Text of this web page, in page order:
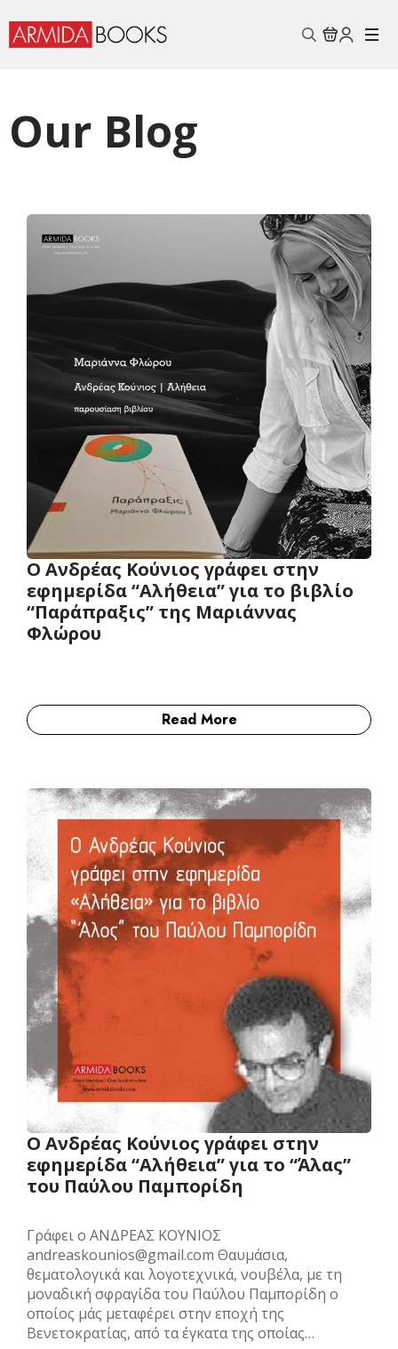
Our Blog
Ο Aνδρέας Κούνιος γράφει στην
εφημερίδα “Αλήθεια” για το βιβλίο
“Παράπραξις” της Μαριάννας
Φλώρου
Read More
Ο Aνδρέας Κούνιος γράφει στην
εφημερίδα “Αλήθεια” για το “Άλας”
του Παύλου Παμπορίδη
Γράφει ο ΑΝΔΡΕΑΣ ΚΟΥΝΙΟΣ
andreaskounios@gmail.com Θαυμάσια,
θεματολογικά και λογοτεχνικά, νουβέλα, με τη
μοναδική σφραγίδα του Παύλου Παμπορίδη ο
οποίος μάς μεταφέρει στην εποχή της
Βενετοκρατίας, από τα έγκατα της οποίας…